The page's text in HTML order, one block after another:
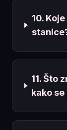
10.
11. Što
kako